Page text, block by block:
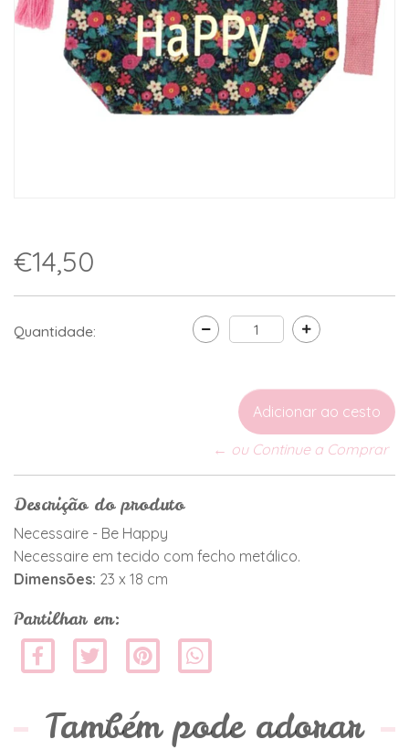
€14,50
Quantidade:
← ou Continue a Comprar
Descrição do produto
Necessaire - Be Happy
Necessaire em tecido com fecho metálico.
Dimensões: 23 x 18 cm
Partilhar em:
Também pode adorar